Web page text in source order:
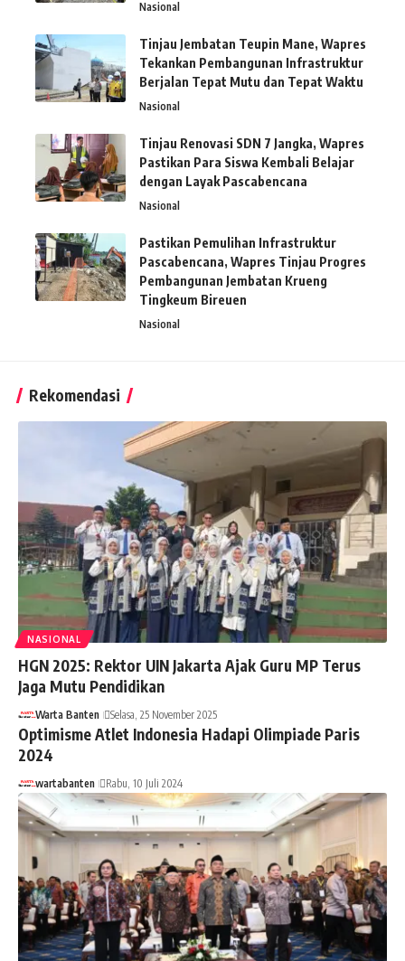
Nasional
Tinjau Jembatan Teupin Mane, Wapres
Tekankan Pembangunan Infrastruktur
Berjalan Tepat Mutu dan Tepat Waktu
Nasional
Tinjau Renovasi SDN 7 Jangka, Wapres
Pastikan Para Siswa Kembali Belajar
dengan Layak Pascabencana
Nasional
Pastikan Pemulihan Infrastruktur
Pascabencana, Wapres Tinjau Progres
Pembangunan Jembatan Krueng
Tingkeum Bireuen
Nasional
Rekomendasi
NASIONAL
HGN 2025: Rektor UIN Jakarta Ajak Guru MP Terus
Jaga Mutu Pendidikan
Warta Banten Selasa, 25 November 2025
Optimisme Atlet Indonesia Hadapi Olimpiade Paris
2024
wartabanten Rabu, 10 Juli 2024